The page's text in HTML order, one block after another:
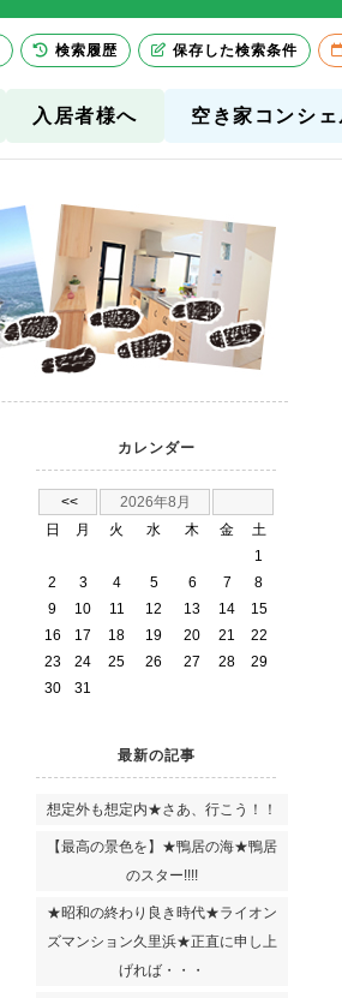
入居者様へ 空き家コンシェ
カレンダー
<<
2026年8月
日
月 火 水 木 金
土
1
2
3 4 5 6 7
8
9
10 11 12 13 14
15
16
17 18 19 20 21
22
23
24 25 26 27 28
29
30
31
最新の記事
想定外も想定内★さあ、行こう！！
【最高の景色を】★鴨居の海★鴨居
のスター!!!!
★昭和の終わり良き時代★ライオン
ズマンション久里浜★正直に申し上
げれば・・・
検索履歴 保存した検索条件